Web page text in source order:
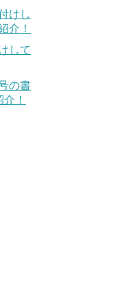
けし
介！
して
の書
！